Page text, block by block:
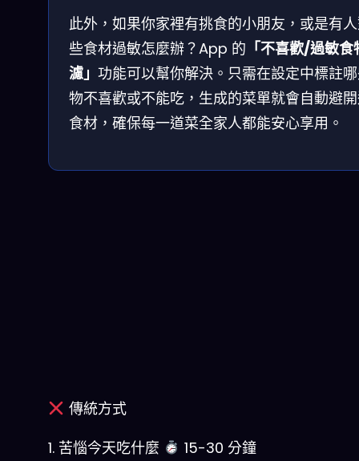
此外，如果你家裡有挑食的小朋友，或是有
些食材過敏怎麼辦？App 的 「不喜歡/過敏食
濾」 功能可以幫你解決。只需在設定中標註
物不喜歡或不能吃，生成的菜單就會自動避
食材，確保每一道菜全家人都能安心享用。
傳統方式
1. 苦惱今天吃什麼
15-30 分鐘